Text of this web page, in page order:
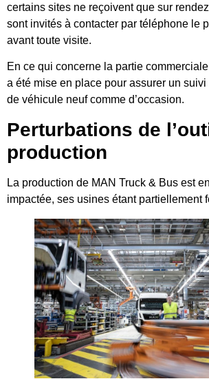
certains sites ne reçoivent que sur
sont invités à contacter par téléphone le
avant toute visite.
En ce qui concerne la partie
a été mise en place pour assurer un
de véhicule neuf comme d’occasion.
Perturbations de
production
La production de MAN Truck & Bus est
impactée, ses usines étant partiellement